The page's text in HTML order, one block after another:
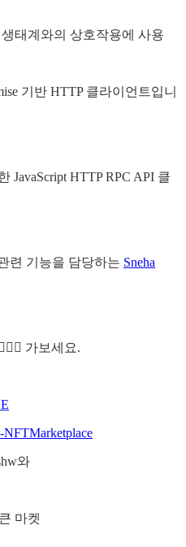
태계와의 상호작용에 사용
기반 HTTP 클라이언트입니
JavaScript HTTP RPC API 클
련 기능을 담당하는 Sneha
🏃🏽‍♀️ 가보세요.
NFTMarketplace
와
마켓